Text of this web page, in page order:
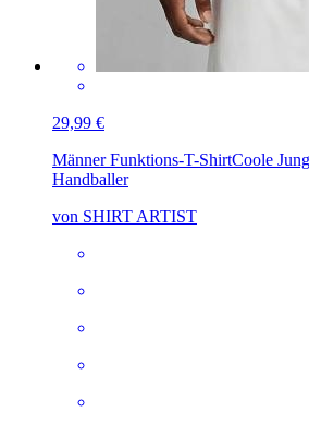
29,99 €
Männer Funktions-T-ShirtCoole
Handballer
von SHIRT ARTIST